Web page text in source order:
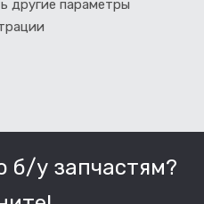
другие параметры
б/у запчастям?